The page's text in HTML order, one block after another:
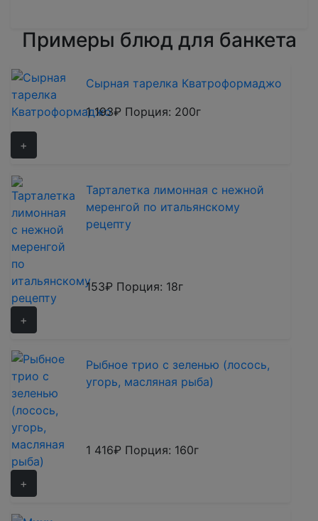
Примеры блюд для банкета
Сырная тарелка Кватроформаджо
1 193₽ Порция: 200г
+
Тарталетка лимонная с нежной
меренгой по итальянскому
рецепту
153₽ Порция: 18г
+
Рыбное трио с зеленью (лосось,
угорь, масляная рыба)
1 416₽ Порция: 160г
+